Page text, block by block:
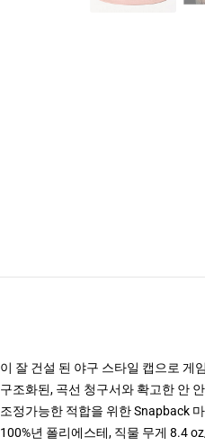
이 잘 건설 된 야구 스타일 캡으로 게
구조화된, 곡선 청구서와 확고한 안
조정가능한 적합을 위한 Snapback
100%년 폴리에스테, 직물 무게 8.4